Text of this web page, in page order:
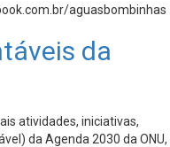
aguasbombinhas
da
atividades, iniciativas,
da Agenda 2030 da ONU,